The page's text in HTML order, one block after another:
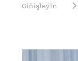
Giňişleýin